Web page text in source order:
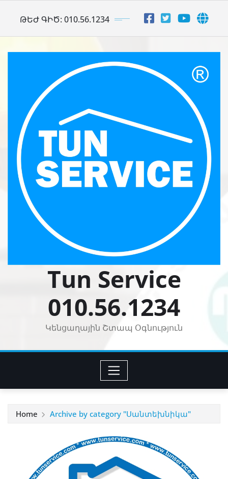
content
ԹԵԺ ԳԻԾ: 010.56.1234
Tun Service
010.56.1234
Կենցաղային Շտապ Օգնություն
Home Archive by category "Սանտեխնիկա"